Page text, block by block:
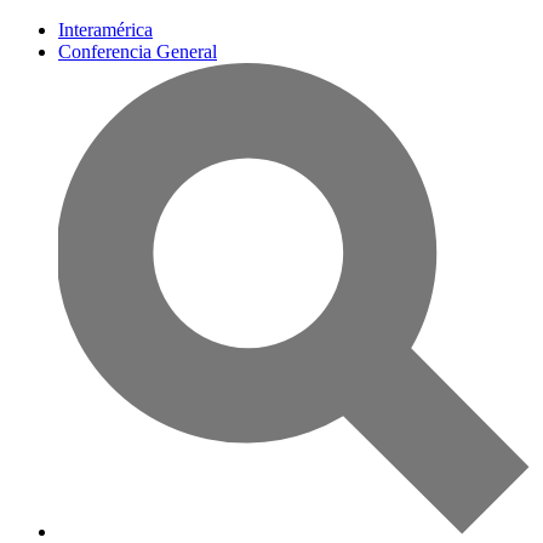
Interamérica
Conferencia General